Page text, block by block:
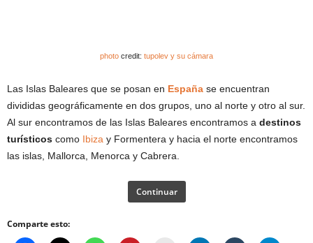
photo credit: tupolev y su cámara
Las Islas Baleares que se posan en España se encuentran
divididas geográficamente en dos grupos, uno al norte y otro al sur.
Al sur encontramos de las Islas Baleares encontramos a destinos
turísticos como Ibiza y Formentera y hacia el norte encontramos
las islas, Mallorca, Menorca y Cabrera.
Continuar
Comparte esto: